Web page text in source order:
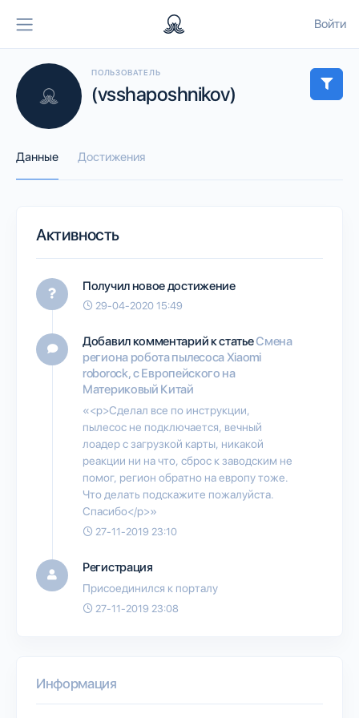
Войти
ПОЛЬЗОВАТЕЛЬ
(vsshaposhnikov)
Данные Достижения
Активность
Получил новое достижение
29-04-2020 15:49
Добавил комментарий к статьеСмена
региона робота пылесоса Xiaomi
roborock, c Европейского на
Материковый Китай
«<p>Сделал все по инструкции,
пылесос не подключается, вечный
лоадер с загрузкой карты, никакой
реакции ни на что, сброс к заводским не
помог, регион обратно на европу тоже.
Что делать подскажите пожалуйста.
Спасибо</p>»
27-11-2019 23:10
Регистрация
Присоединился к порталу
27-11-2019 23:08
Информация